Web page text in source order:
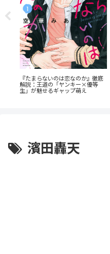
『たまらないのは恋なのか』徹底
解説：王道の「ヤンキー×優等
生」が魅せるギャップ萌え
濱田轟天